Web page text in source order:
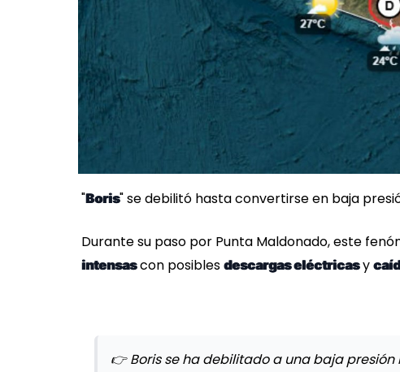
"Boris" se debilitó hasta convertirse en baja
Durante su paso por Punta Maldonado, este
intensascon posibles descargas eléctricasy
👉 Boris se ha debilitado a una baja